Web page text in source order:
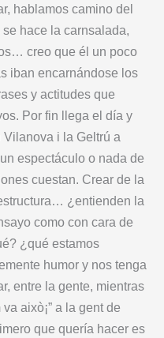
hablamos camino del
hace la carnsalada,
creo que él un poco
iban encarnándose los
y actitudes que
Por fin llega el día y
i la Geltrú a
espectáculo o nada de
cuestan. Crear de la
¿entienden la
como con cara de
¿qué estamos
humor y nos tenga
entre la gente, mientras
això¡” a la gent de
que quería hacer es